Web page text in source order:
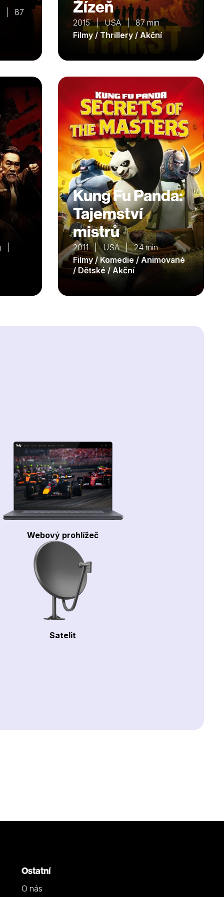
| 87 Žízeň
2015 | USA | 87 min
Filmy / Thrillery / Akční
|
Kung Fu Panda:
Tajemství
mistrů
2011 | USA | 24 min
Filmy / Komedie / Animované
/ Dětské / Akční
Webový prohlížeč
Satelit
Ostatní
O nás